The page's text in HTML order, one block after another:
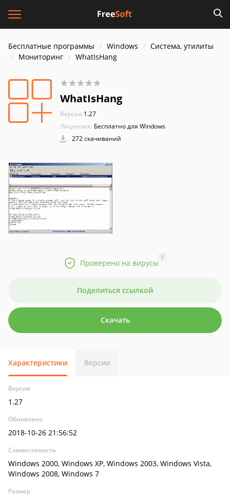
Бесплатные программы Windows
Система, утилиты
Мониторинг
WhatIsHang
WhatIsHang
Версия:1.27
Лицензия: Бесплатно для Windows
272 скачиваний
Проверено на вирусы
?
Поделиться ссылкой
Скачать
Характеристики Версии
Версия
1.27
Обновлено
2018-10-26 21:56:52
Совместимость
Windows 2000, Windows XP, Windows 2003, Windows Vista,
Windows 2008, Windows 7
Размер